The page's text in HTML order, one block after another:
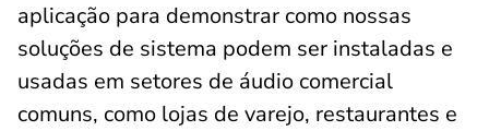
aplicação para demonstrar como nossas
soluções de sistema podem ser instaladas e
usadas em setores de áudio comercial
comuns, como lojas de varejo, restaurantes e